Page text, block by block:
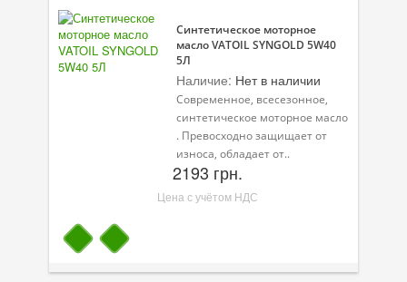
Синтетическое моторное
масло VATOIL SYNGOLD 5W40
5Л
Наличие: Нет в наличии
Современное, всесезонное,
синтетическое моторное масло
. Превосходно защищает от
износа, обладает от..
2193 грн.
Цена с учётом НДС